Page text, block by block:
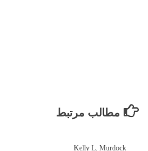
مطالب مرتبط
Kelly L. Murdock